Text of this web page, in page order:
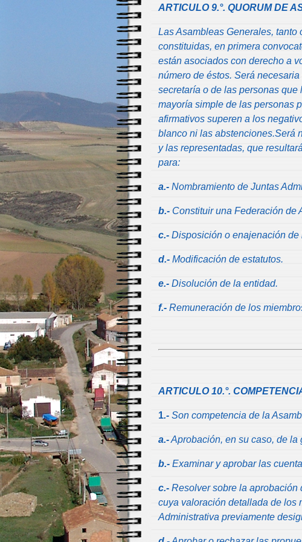
ARTICULO 9.°. QUORUM DE
Las Asambleas Generales,
constituidas, en primera
están asociados con derecho a
número de éstos. Será
secretaría o de las personas
mayoría simple de las personas
afirmativos superen a los
blanco ni las abstenciones.Será
y las representadas, que
para:
a.- Nombramiento de Juntas
b.- Constituir una Federación de
c.- Disposición o enajenación
d.- Modificación de estatutos.
e.- Disolución de la entidad.
f.- Remuneración de los
ARTICULO 10.°.
1.- Son competencia de la
a.-Aprobación, en su caso, de la
b.- Examinar y aprobar las
c.- Resolver sobre la aprobación
cuya valoración detallada de los
Administrativa previamente